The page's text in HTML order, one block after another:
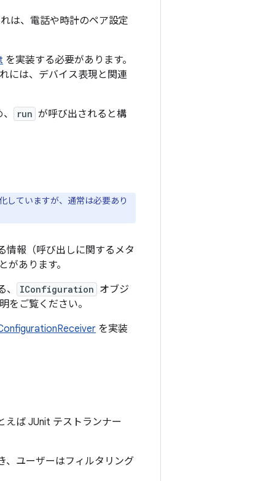
は、電話や時計のペア設定
を実装する必要があります。
には、デバイス表現と関連
run が呼び出されると構
していますが、通常は必要あり
情報（呼び出しに関するメタ
あります。
IConfiguration オブジ
をご覧ください。
を実装
えば JUnit テストランナー
、ユーザーはフィルタリング